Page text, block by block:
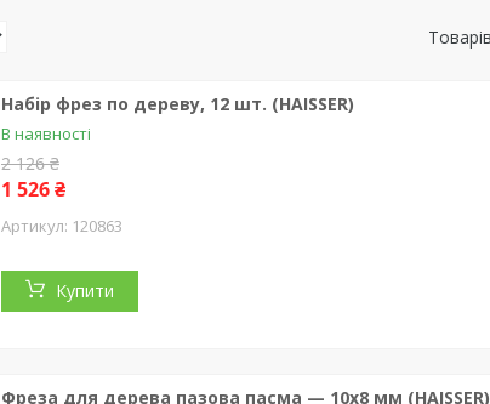
Набір фрез по дереву, 12 шт. (HAISSER)
В наявності
2 126 ₴
1 526 ₴
120863
Купити
Фреза для дерева пазова пасма — 10х8 мм (HAISSER)